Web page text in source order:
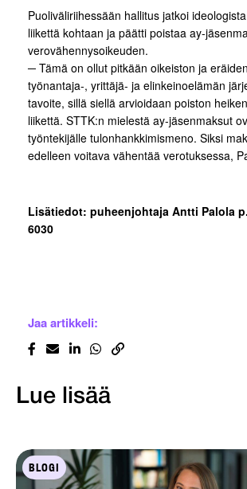
Puoliväliriihessään hallitus jatkoi
liikettä kohtaan ja päätti poistaa ay-
verovähennysoikeuden.
─ Tämä on ollut pitkään oikeiston ja eräiden
työnantaja-, yrittäjä- ja elinkeinoelämän
tavoite, sillä siellä arvioidaan poiston
liikettä. STTK:n mielestä ay-jäsenmaksut
työntekijälle tulonhankkimismeno. Siksi
edelleen voitava vähentää verotuksessa,
Lisätiedot: puheenjohtaja Antti Palola
6030
Jaa artikkeli:
Lue lisää
BLOGI